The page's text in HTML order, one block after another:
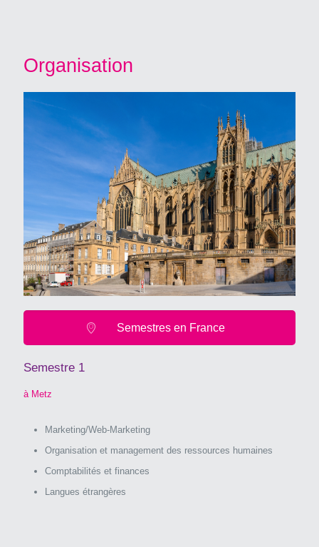
Organisation
Semestres en France
Semestre 1
à Metz
Marketing/Web-Marketing
Organisation et management des ressources humaines
Comptabilités et finances
Langues étrangères